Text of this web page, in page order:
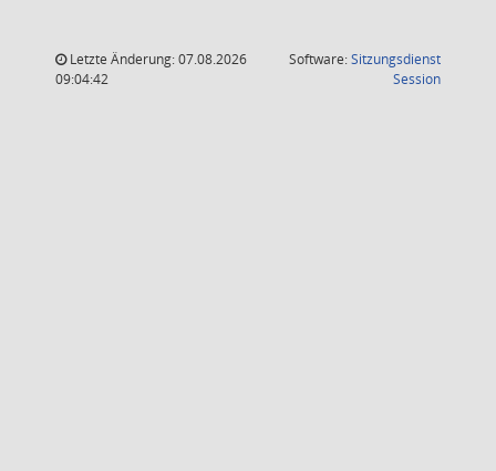
Letzte Änderung: 07.08.2026
09:04:42
Software:Sitzungsdienst
Session(Wird in